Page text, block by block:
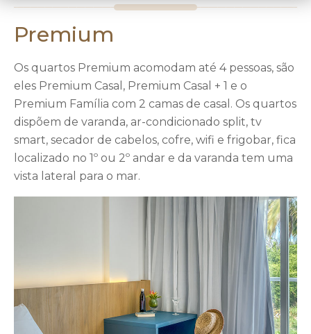
Premium
Os quartos Premium acomodam até 4 pessoas, são
eles Premium Casal, Premium Casal + 1 e o
Premium Família com 2 camas de casal. Os quartos
dispõem de varanda, ar-condicionado split, tv
smart, secador de cabelos, cofre, wifi e frigobar, fica
localizado no 1º ou 2º andar e da varanda tem uma
vista lateral para o mar.